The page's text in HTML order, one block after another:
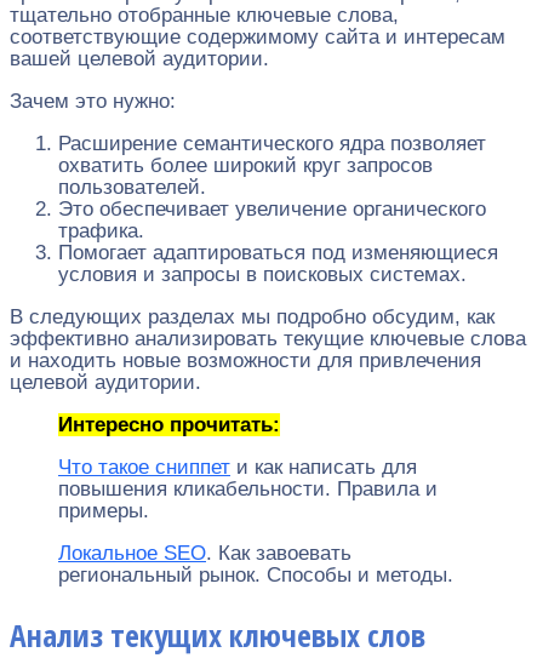
тщательно отобранные ключевые слова,
соответствующие содержимому сайта и интересам
вашей целевой аудитории.
Зачем это нужно:
Расширение семантического ядра позволяет
охватить более широкий круг запросов
пользователей.
Это обеспечивает увеличение органического
трафика.
Помогает адаптироваться под изменяющиеся
условия и запросы в поисковых системах.
В следующих разделах мы подробно обсудим, как
эффективно анализировать текущие ключевые слова
и находить новые возможности для привлечения
целевой аудитории.
Интересно прочитать:
Что такое сниппет и как написать для
повышения кликабельности. Правила и
примеры.
Локальное SEO. Как завоевать
региональный рынок. Способы и методы.
Анализ текущих ключевых слов